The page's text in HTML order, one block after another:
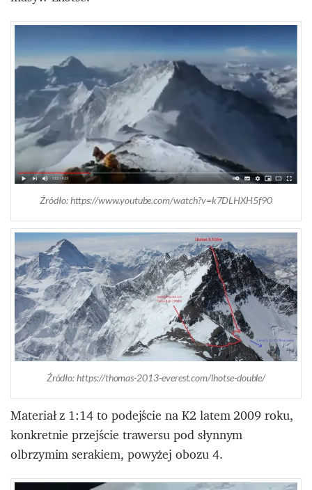
Źródło: https://www.youtube.com/watch?v=k7DLHXH5f90
Źródło: https://thomas-2013-everest.com/lhotse-double/
Materiał z 1:14 to podejście na K2 latem 2009 roku,
konkretnie przejście trawersu pod słynnym
olbrzymim serakiem, powyżej obozu 4.